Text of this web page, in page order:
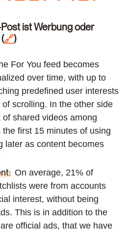
ist Werbung oder
(🔗)
For You feed becomes
over time, with up to
predefined user interests
scrolling. In the other side
shared videos among
first 15 minutes of using
later as content becomes
On average, 21% of
were from accounts
interest, without being
This is in addition to the
official ads, that we have